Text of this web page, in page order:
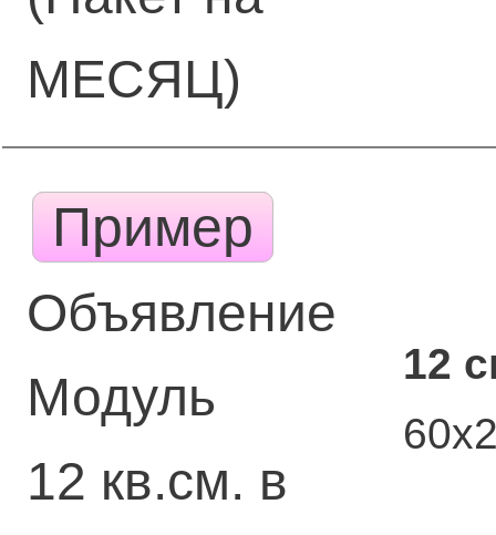
МЕСЯЦ)
Пример
Объявление
Модуль
12 кв.см. в
12